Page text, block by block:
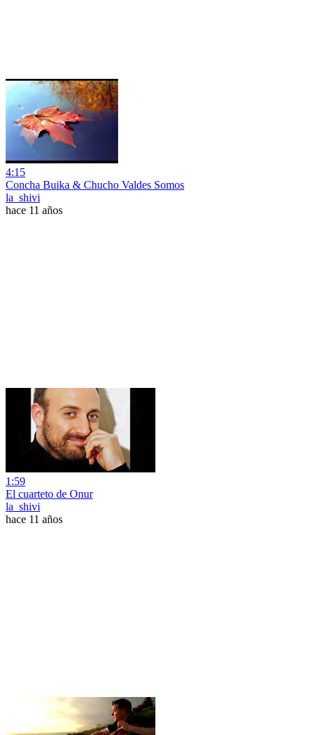
4:15
Concha Buika & Chucho Valdes Somos
la_shivi
hace 11 años
1:59
El cuarteto de Onur
la_shivi
hace 11 años